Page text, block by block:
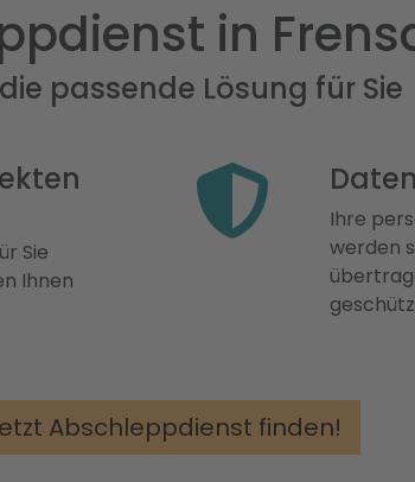
in
passende Lösung für Sie
Sie
Ihnen
Ihre
werden
Abschleppdienst finden!